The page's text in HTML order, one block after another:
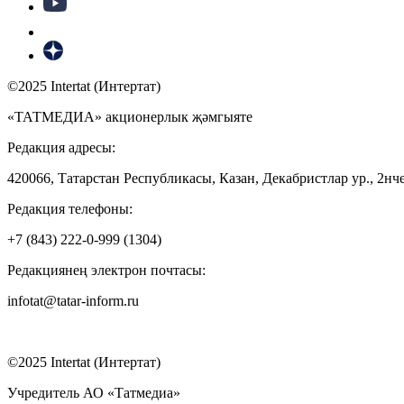
©2025 Intertat (Интертат)
«ТАТМЕДИА» акционерлык җәмгыяте
Редакция адресы:
420066, Татарстан Республикасы, Казан, Декабристлар ур.,
Редакция телефоны:
+7 (843) 222-0-999 (1304)
Редакциянең электрон почтасы:
infotat@tatar-inform.ru
©2025 Intertat (Интертат)
Учредитель АО «Татмедиа»